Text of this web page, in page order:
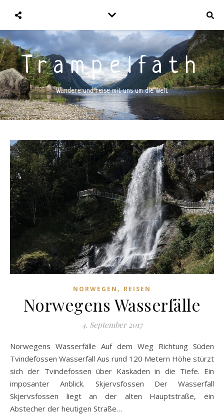
Trampelfath
Wandere und reise mit uns um die Welt
NORWEGEN , REISEN
Norwegens Wasserfälle
4. September 2017
Norwegens Wasserfälle Auf dem Weg Richtung Süden
Tvindefossen Wasserfall Aus rund 120 Metern Höhe stürzt
sich der Tvindefossen über Kaskaden in die Tiefe. Ein
imposanter Anblick. Skjervsfossen Der Wasserfall
Skjervsfossen liegt an der alten Hauptstraße, ein
Abstecher der heutigen Straße…